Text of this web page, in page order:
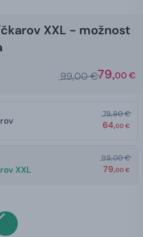
XXL - možnost
99,00 €79,00 €
79,90 €
64,00 €
XXL
99,00 €
79,00 €